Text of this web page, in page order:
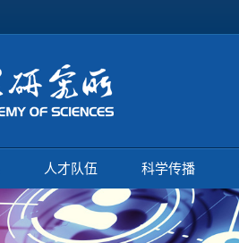
人才队伍 科学传播